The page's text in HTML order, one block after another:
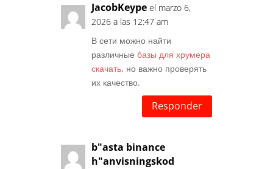
JacobKeype el marzo 6,
2026 a las 12:47 am
В сети можно найти
различные базы для хрумера
скачать, но важно проверять
их качество.
Responder
b"asta binance
h"anvisningskod